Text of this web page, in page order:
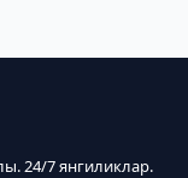
24/7 янгиликлар.